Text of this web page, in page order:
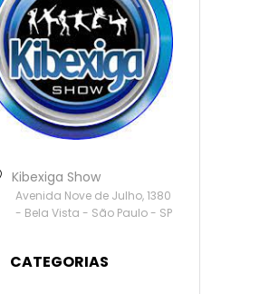
Kibexiga Show
Avenida Nove de Julho, 1380
- Bela Vista - São Paulo - SP
CATEGORIAS